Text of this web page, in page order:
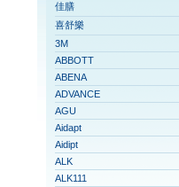
佳膳
喜舒樂
3M
ABBOTT
ABENA
ADVANCE
AGU
Aidapt
Aidipt
ALK
ALK111